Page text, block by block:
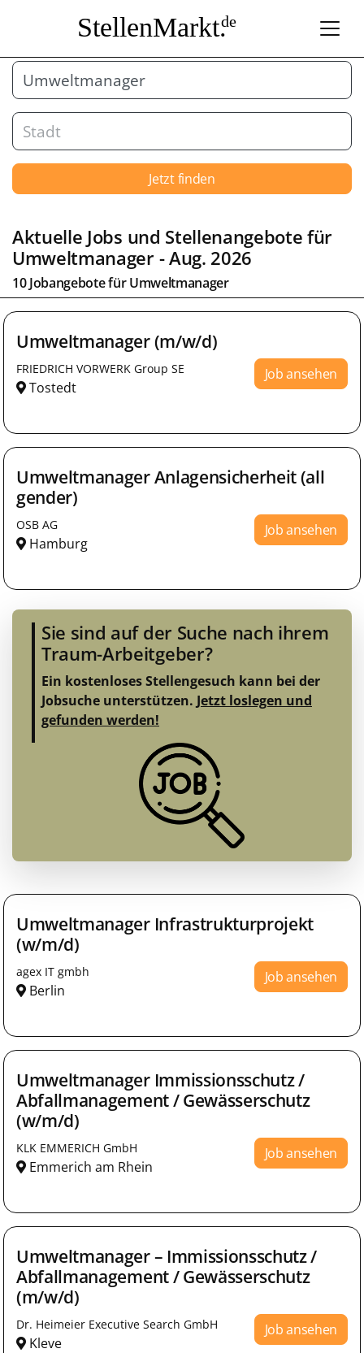
StellenMarkt.de
Jetzt finden
Aktuelle Jobs und Stellenangebote für
Umweltmanager - Aug. 2026
10 Jobangebote fürUmweltmanager
Umweltmanager (m/w/d)
FRIEDRICH VORWERK Group SE
Tostedt
Job ansehen
Umweltmanager Anlagensicherheit (all
gender)
OSB AG
Hamburg
Job ansehen
Sie sind auf der Suche nach ihrem
Traum-Arbeitgeber?
Ein kostenloses Stellengesuch kann bei der
Jobsuche unterstützen. Jetzt loslegen und
gefunden werden!
Umweltmanager Infrastrukturprojekt
(w/m/d)
agex IT gmbh
Berlin
Job ansehen
Umweltmanager Immissionsschutz /
Abfallmanagement / Gewässerschutz
(w/m/d)
KLK EMMERICH GmbH
Emmerich am Rhein
Job ansehen
Umweltmanager – Immissionsschutz /
Abfallmanagement / Gewässerschutz
(m/w/d)
Dr. Heimeier Executive Search GmbH
Kleve
Job ansehen